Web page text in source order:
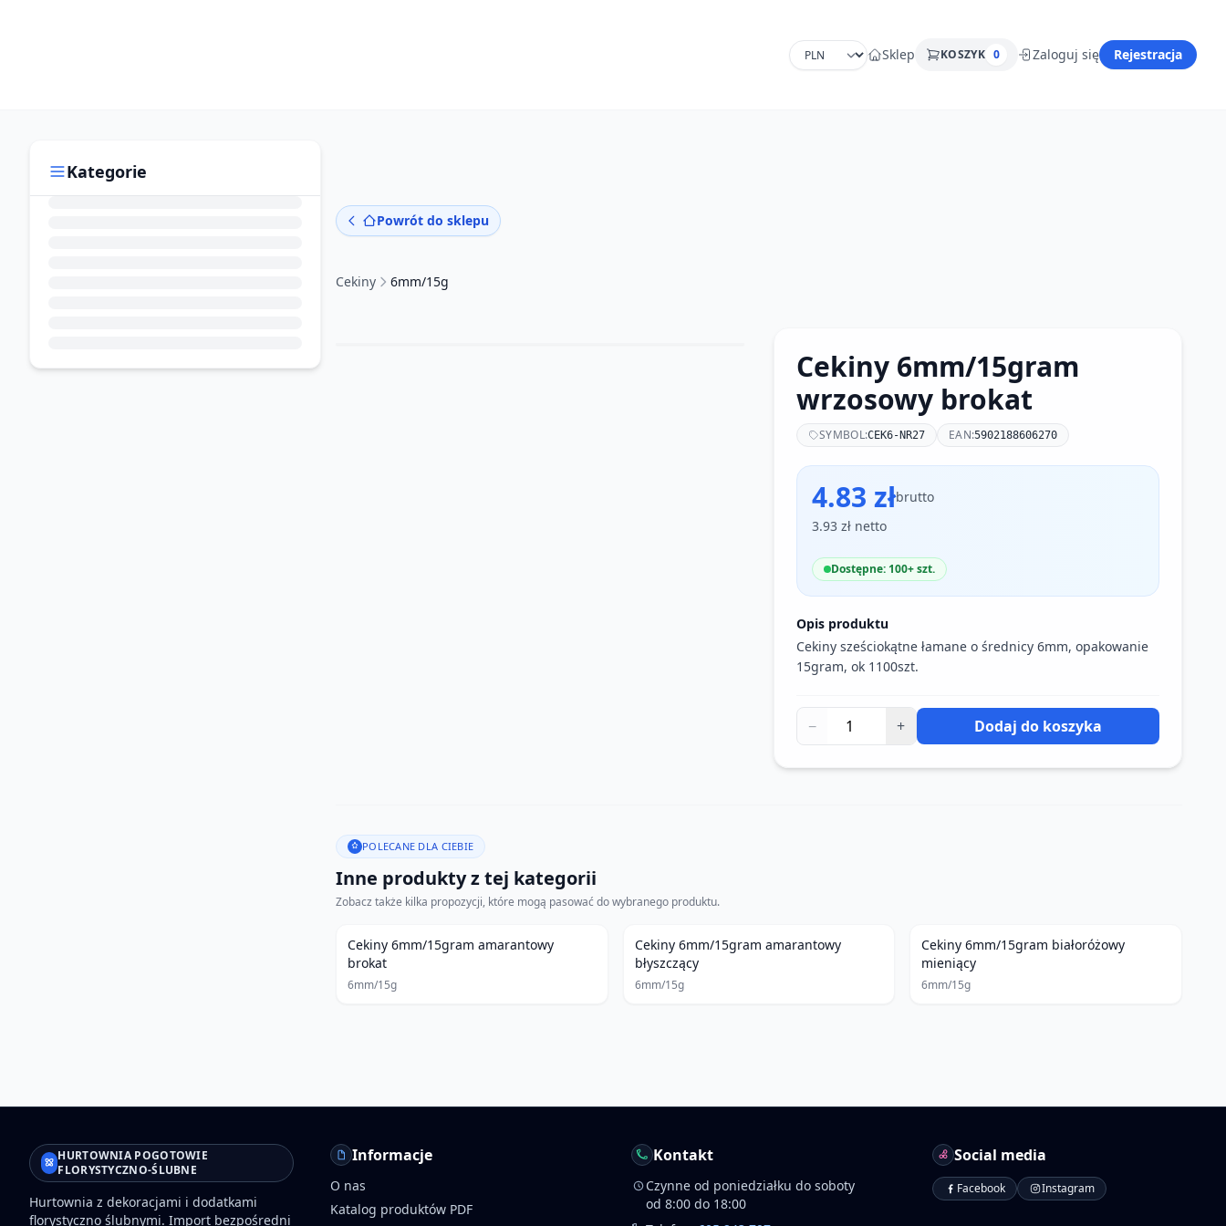
Sklep KOSZYK 0 Zaloguj się Rejestracja
Kategorie
Powrót do sklepu
Cekiny 6mm/15g
Cekiny 6mm/15gram
wrzosowy brokat
SYMBOL:CEK6-NR27 EAN:5902188606270
4.83 złbrutto
3.93 zł netto
Dostępne: 100+ szt.
Opis produktu
Cekiny sześciokątne łamane o średnicy 6mm, opakowanie
15gram, ok 1100szt.
− + Dodaj do koszyka
POLECANE DLA CIEBIE
Inne produkty z tej kategorii
Zobacz także kilka propozycji, które mogą pasować do wybranego produktu.
Cekiny 6mm/15gram amarantowy
brokat
6mm/15g
Cekiny 6mm/15gram amarantowy
błyszczący
6mm/15g
Cekiny 6mm/15gram białoróżowy
mieniący
6mm/15g
HURTOWNIA POGOTOWIE
FLORYSTYCZNO-ŚLUBNE
Hurtownia z dekoracjami i dodatkami
florystyczno ślubnymi. Import bezpośredni
Informacje
O nas
Katalog produktów PDF
Kontakt
Czynne od poniedziałku do soboty
od 8:00 do 18:00
Social media
Facebook Instagram